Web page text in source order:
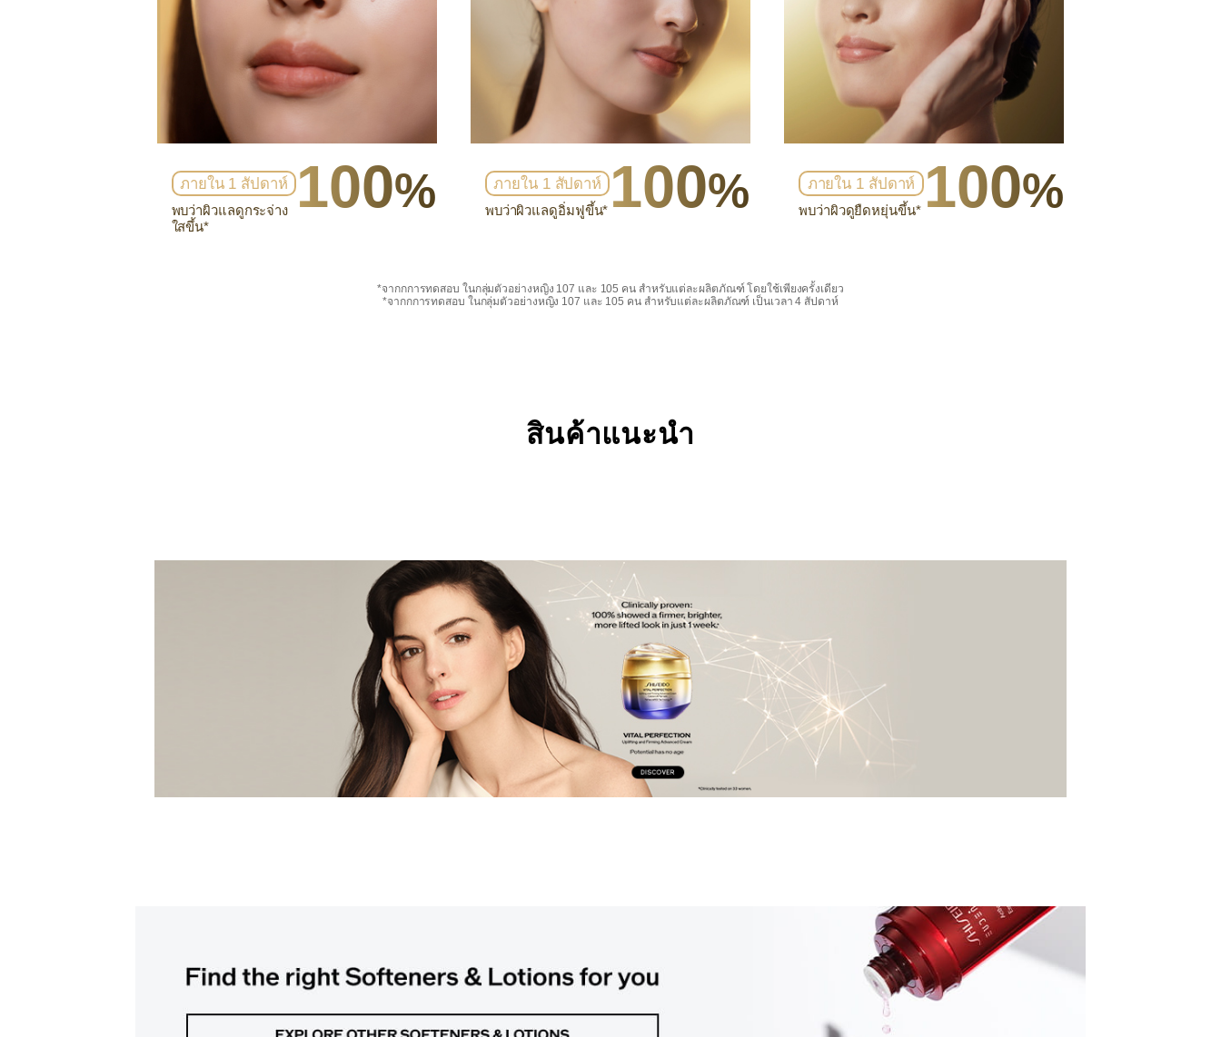
ภายใน 1 สัปดาห์
พบว่าผิวแลดูกระจ่าง
ใสขึ้น*
100% ภายใน 1 สัปดาห์
พบว่าผิวแลดูอิ่มฟูขึ้น* 100% ภายใน 1 สัปดาห์
พบว่าผิวดูยืดหยุ่นขึ้น*100%
*จากกการทดสอบ ในกลุ่มตัวอย่างหญิง 107 และ 105 คน สำหรับแต่ละผลิตภัณฑ์ โดยใช้เพียงครั้งเดียว
*จากกการทดสอบ ในกลุ่มตัวอย่างหญิง 107 และ 105 คน สำหรับแต่ละผลิตภัณฑ์ เป็นเวลา 4 สัปดาห์
สินค้าแนะนำ